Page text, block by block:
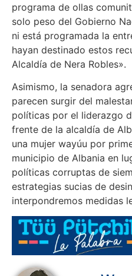
programa de ollas
solo peso del Gobierno
ni está programada la
hayan destinado estos
Alcaldía de Nera Robles».
Asimismo, la senadora
parecen surgir del
políticas por el liderazgo
frente de la alcaldía de
una mujer wayúu por
municipio de Albania en
políticas corruptas de
estrategias sucias de
interpondremos medidas